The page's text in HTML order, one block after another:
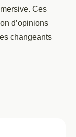
Ces
d’opinions
changeants